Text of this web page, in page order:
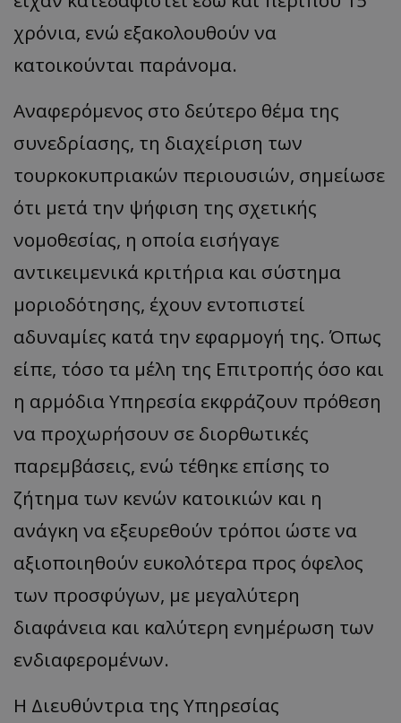
χρόνια, ενώ εξακολουθούν να
κατοικούνται παράνομα.
Αναφερόμενος στο δεύτερο θέμα της
συνεδρίασης, τη διαχείριση των
τουρκοκυπριακών περιουσιών, σημείωσε
ότι μετά την ψήφιση της σχετικής
νομοθεσίας, η οποία εισήγαγε
αντικειμενικά κριτήρια και σύστημα
μοριοδότησης, έχουν εντοπιστεί
αδυναμίες κατά την εφαρμογή της. Όπως
είπε, τόσο τα μέλη της Επιτροπής όσο και
η αρμόδια Υπηρεσία εκφράζουν πρόθεση
να προχωρήσουν σε διορθωτικές
παρεμβάσεις, ενώ τέθηκε επίσης το
ζήτημα των κενών κατοικιών και η
ανάγκη να εξευρεθούν τρόποι ώστε να
αξιοποιηθούν ευκολότερα προς όφελος
των προσφύγων, με μεγαλύτερη
διαφάνεια και καλύτερη ενημέρωση των
ενδιαφερομένων.
Η Διευθύντρια της Υπηρεσίας